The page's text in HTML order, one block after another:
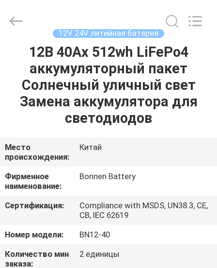
ГЛАВНАЯ
СТРАНИЦА
ПРОДУКЦИЯ
КОМПАНИИ
НАША
ФАБРИКА
КАЧЕСТВА
Technology
12V 24V литийная батарея
12В 40Ах 512wh LiFePo4
аккумуляторный пакет
Солнечный уличный свет
Замена аккумулятора для
светодиодов
Место
происхождения:
Китай
Фирменное
наименование:
Bonnen Battery
Сертификация:
Compliance with MSDS, UN38.3, CE,
CB, IEC 62619
Номер модели:
BN12-40
Количество мин
заказа:
2 единицы